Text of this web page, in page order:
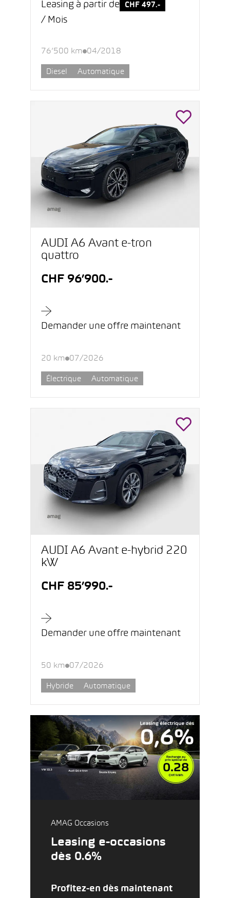
Leasing à partir de CHF 497.-
/ Mois
76’500 km 04/2018
Diesel Automatique
AUDI A6 Avant e-tron
quattro
CHF 96’900.-
Demander une offre maintenant
20 km 07/2026
Électrique Automatique
AUDI A6 Avant e-hybrid 220
kW
CHF 85’990.-
Demander une offre maintenant
50 km 07/2026
Hybride Automatique
AMAG Occasions
Leasing e-occasions
dès 0.6%
Profitez-en dès maintenant